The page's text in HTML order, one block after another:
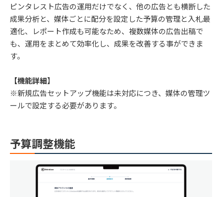
ピンタレスト広告の運用だけでなく、他の広告とも横断した
成果分析と、媒体ごとに配分を設定した予算の管理と入札最
適化、レポート作成も可能なため、複数媒体の広告出稿で
も、運用をまとめて効率化し、成果を改善する事ができま
す。
【機能詳細】
※新規広告セットアップ機能は未対応につき、媒体の管理ツ
ールで設定する必要があります。
予算調整機能